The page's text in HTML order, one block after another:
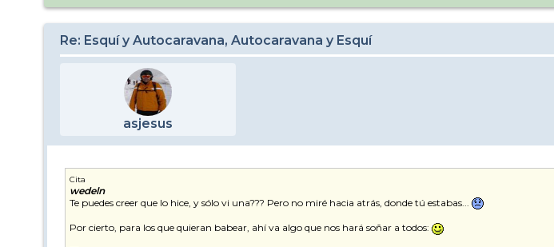
Re: Esquí y Autocaravana, Autocaravana y Esquí
asjesus
Cita
wedeln
Te puedes creer que lo hice, y sólo vi una??? Pero no miré hacia atrás, donde tú estabas...
Por cierto, para los que quieran babear, ahí va algo que nos hará soñar a todos: